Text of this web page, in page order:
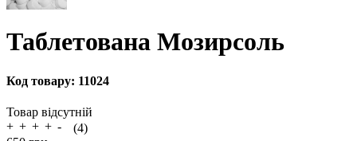
Таблетована Мозирсоль
Код товару: 11024
Товар відсутній
(4)